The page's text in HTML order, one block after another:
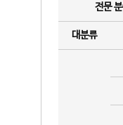
전문
대분류